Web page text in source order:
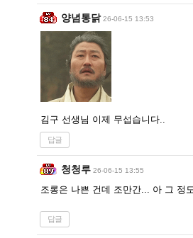
양념통닭 26-06-15 13:53
김구 선생님 이제 무섭습니다..
답글
청청루 26-06-15 13:55
조롱은 나쁜 건데 조만간... 아 그 정
답글